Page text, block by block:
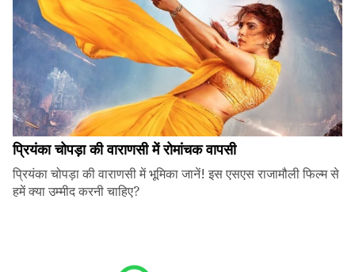
प्रियंका चोपड़ा की वाराणसी में रोमांचक वापसी
प्रियंका चोपड़ा की वाराणसी में भूमिका जानें! इस एसएस राजामौली फिल्म से
हमें क्या उम्मीद करनी चाहिए?